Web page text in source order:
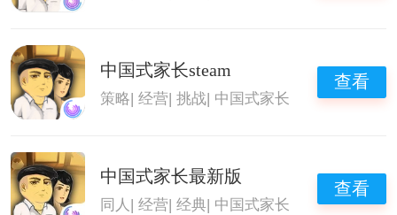
中国式家长steam
策略|经营|挑战| 中国式家长
查看
中国式家长最新版
同人 |经营 |经典 中国式家长
查看